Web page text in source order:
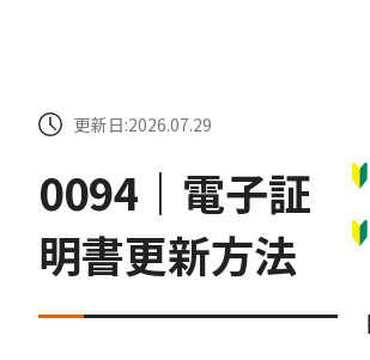
更新日:2026.07.29
0094｜電子証
明書更新方法